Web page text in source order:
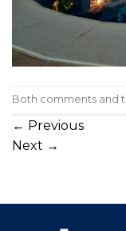
Both comments and
← Previous
Next →